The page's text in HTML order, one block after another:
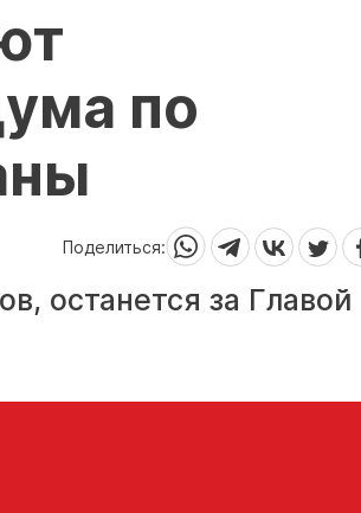
по
Поделиться:
останется за Главой